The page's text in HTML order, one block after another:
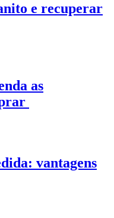
e recuperar
as
vantagens